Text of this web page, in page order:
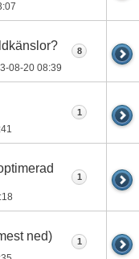
08-20 08:39
8
1
1
ned) 1